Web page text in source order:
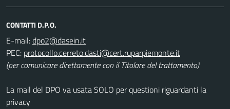
CONTATTI D.P.O.
E-mail:
PEC:
(per comunicare direttamente con il Titolare del trattamento)
La mail del DPO va usata SOLO per questioni riguardanti la
privacy